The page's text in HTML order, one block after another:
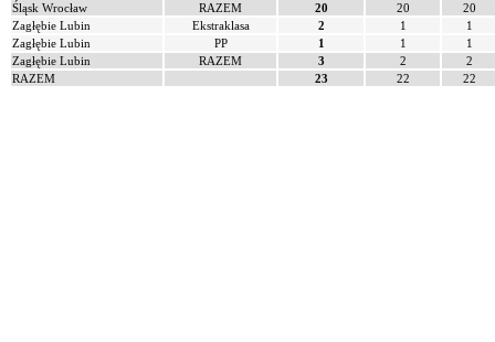
Śląsk Wrocław
RAZEM 20 20
20
Zagłębie Lubin
Ekstraklasa 2 1
1
Zagłębie Lubin
PP 1 1
1
Zagłębie Lubin
RAZEM 3 2
2
RAZEM
23 22 22